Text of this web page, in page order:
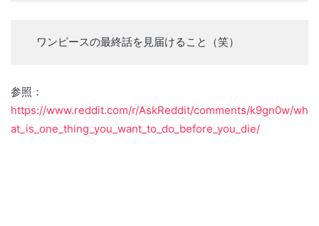
ワンピースの最終話を見届けること（笑）
参照：
https://www.reddit.com/r/AskReddit/comments/k9gn0w/wh
at_is_one_thing_you_want_to_do_before_you_die/